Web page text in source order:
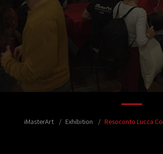
iMasterArt Exhibition Resoconto Lucca